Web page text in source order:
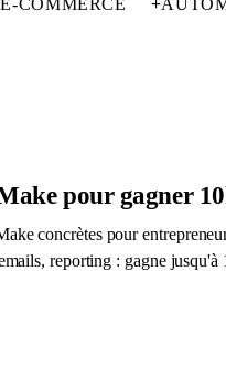
E-COMMERCE +
pour gagner
concrètes pour
reporting : gagne jusqu'à